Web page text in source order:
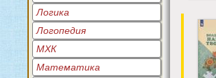
Логика
Логопедия
МХК
Математика